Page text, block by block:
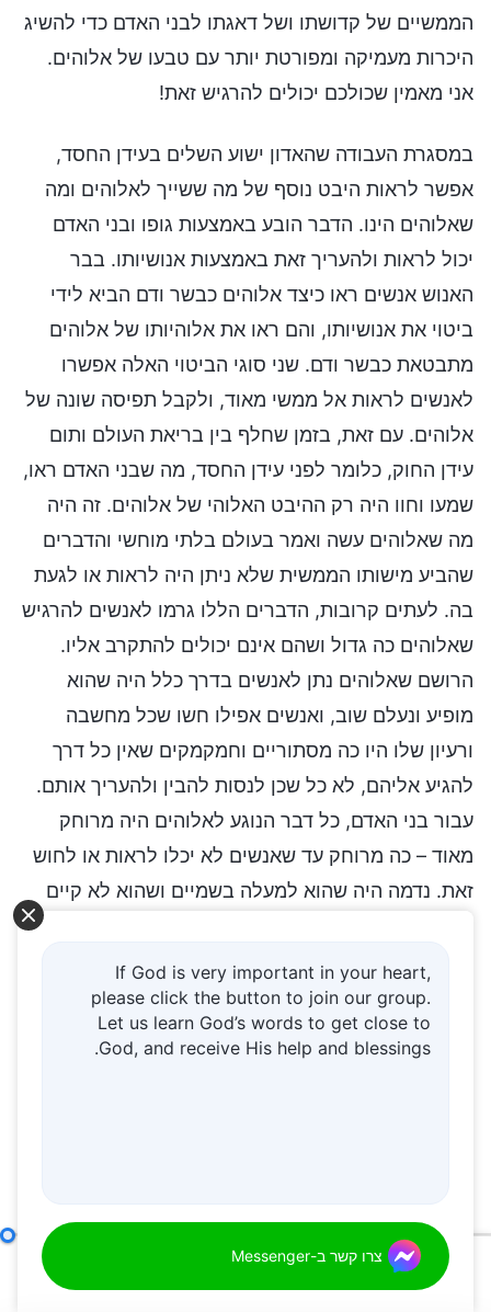
הממשיים של קדושתו ושל דאגתו לבני האדם כדי להשיג
היכרות מעמיקה ומפורטת יותר עם טבעו של אלוהים.
אני מאמין שכולכם יכולים להרגיש זאת!
במסגרת העבודה שהאדון ישוע השלים בעידן החסד,
אפשר לראות היבט נוסף של מה ששייך לאלוהים ומה
שאלוהים הינו. הדבר הובע באמצעות גופו ובני האדם
יכול לראות ולהעריך זאת באמצעות אנושיותו. בבר
האנוש אנשים ראו כיצד אלוהים כבשר ודם הביא לידי
ביטוי את אנושיותו, והם ראו את אלוהיותו של אלוהים
מתבטאת כבשר ודם. שני סוגי הביטוי האלה אפשרו
לאנשים לראות אל ממשי מאוד, ולקבל תפיסה שונה של
אלוהים. עם זאת, בזמן שחלף בין בריאת העולם ותום
עידן החוק, כלומר לפני עידן החסד, מה שבני האדם ראו,
שמעו וחוו היה רק ההיבט האלוהי של אלוהים. זה היה
מה שאלוהים עשה ואמר בעולם בלתי מוחשי והדברים
שהביע מישותו הממשית שלא ניתן היה לראות או לגעת
בה. לעתים קרובות, הדברים הללו גרמו לאנשים להרגיש
שאלוהים כה גדול ושהם אינם יכולים להתקרב אליו.
הרושם שאלוהים נתן לאנשים בדרך כלל היה שהוא
מופיע ונעלם שוב, ואנשים אפילו חשו שכל מחשבה
ורעיון שלו היו כה מסתוריים וחמקמקים שאין כל דרך
להגיע אליהם, לא כל שכן לנסות להבין ולהעריך אותם.
עבור בני האדם, כל דבר הנוגע לאלוהים היה מרוחק
מאוד – כה מרוחק עד שאנשים לא יכלו לראות או לחוש
זאת. נדמה היה שהוא למעלה בשמיים ושהוא לא קיים
משהו ממחשבותיו לא הייתה בת השגה. על אף שאלוהים
עשה עבודה ממשית בעידן החוק והוא גם דיבר דברים
מסוימים והביע טבע מסוים שאפשרו לאנשים להעריך
ולראות ידע אמיתי לגביו, אך בסופו של דבר, זו הייתה
ממשית מההבעה הזו של
שאלוהים הינו, והרושם שלה מאלוהים היה עדיין מוגבל
If God is very important in your heart,
please click the button to join our group.
Let us learn God’s words to get close to
God, and receive His help and blessings.
צרו קשר ב-Messenger